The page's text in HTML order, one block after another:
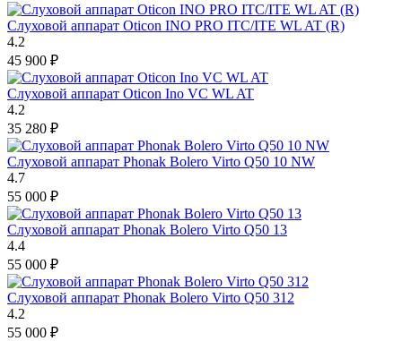
Слуховой аппарат Oticon INO PRO ITC/ITE WL AT (R)
4.2
45 900 ₽
Слуховой аппарат Oticon Ino VC WL AT
4.2
35 280 ₽
Слуховой аппарат Phonak Bolero Virto Q50 10 NW
4.7
55 000 ₽
Слуховой аппарат Phonak Bolero Virto Q50 13
4.4
55 000 ₽
Слуховой аппарат Phonak Bolero Virto Q50 312
4.2
55 000 ₽